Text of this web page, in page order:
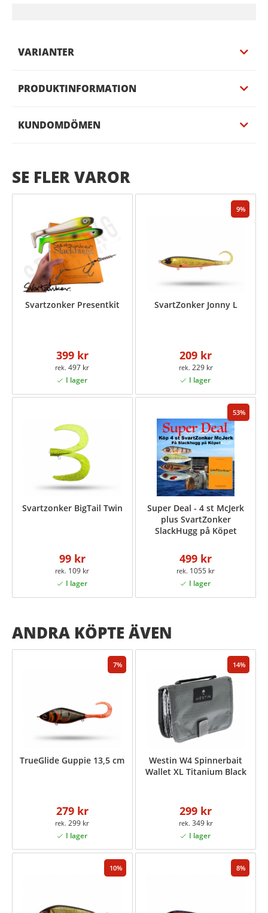
VARIANTER
PRODUKTINFORMATION
KUNDOMDÖMEN
SE FLER VAROR
Svartzonker Presentkit
399 kr
497 kr
9
SvartZonker Jonny L
209 kr
229 kr
Svartzonker BigTail Twin
99 kr
109 kr
53
Super Deal - 4 st McJerk
plus SvartZonker
SlackHugg på Köpet
499 kr
1055 kr
ANDRA KÖPTE ÄVEN
7
TrueGlide Guppie 13,5 cm
279 kr
299 kr
14
Westin W4 Spinnerbait
Wallet XL Titanium Black
299 kr
349 kr
10 8